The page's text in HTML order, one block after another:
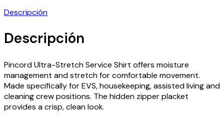
Descripción
Descripción
Pincord Ultra-Stretch Service Shirt offers moisture
management and stretch for comfortable movement.
Made specifically for EVS, housekeeping, assisted living and
cleaning crew positions. The hidden zipper placket
provides a crisp, clean look.